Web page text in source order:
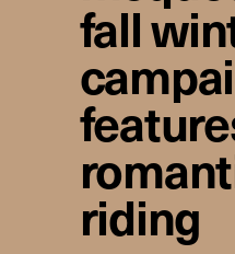
fall
riding